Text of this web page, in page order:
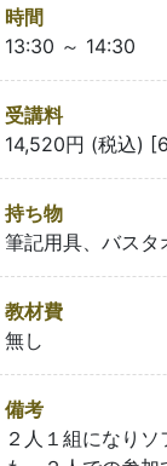
時間
13:30 ～ 14:30
受講料
14,520円 (税込)
持ち物
筆記用具、バス
教材費
無し
備考
２人１組になり